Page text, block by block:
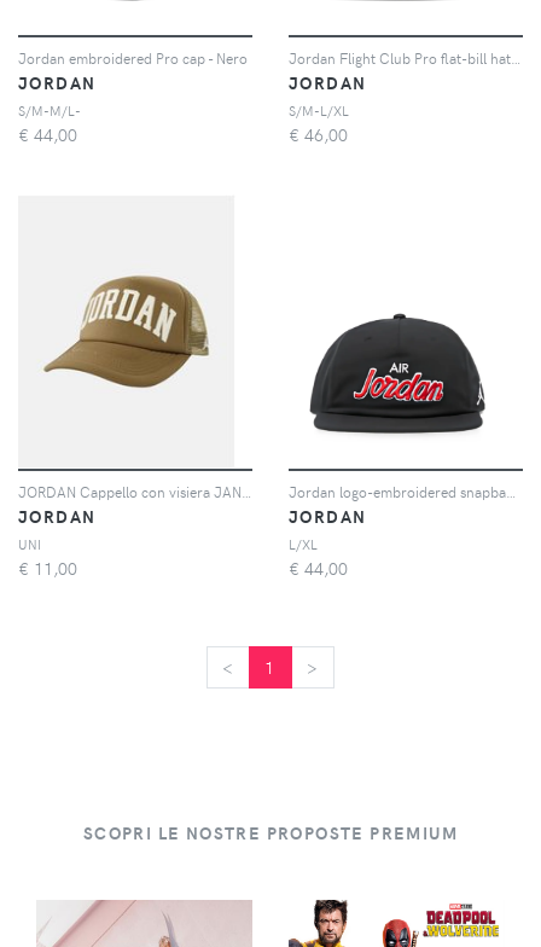
Jordan embroidered Pro cap - Nero
JORDAN
S/M-M/L-
€ 44,00
JORDAN
S/M-L/XL
€ 46,00
JORDAN
UNI
€ 11,00
JORDAN
L/XL
€ 44,00
< 1 >
SCOPRI LE NOSTRE PROPOSTE PREMIUM